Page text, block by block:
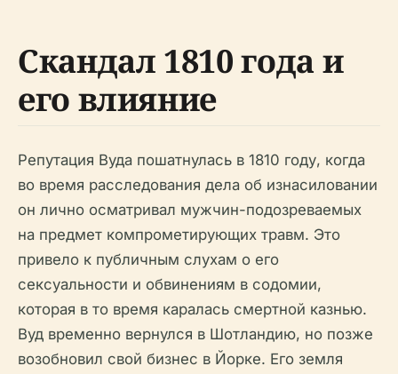
Скандал 1810 года и
его влияние
Репутация Вуда пошатнулась в 1810 году, когда
во время расследования дела об изнасиловании
он лично осматривал мужчин-подозреваемых
на предмет компрометирующих травм. Это
привело к публичным слухам о его
сексуальности и обвинениям в содомии,
которая в то время каралась смертной казнью.
Вуд временно вернулся в Шотландию, но позже
возобновил свой бизнес в Йорке. Его земля